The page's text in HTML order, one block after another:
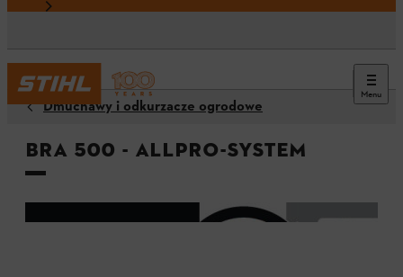
Menu
Dmuchawy i odkurzacze ogrodowe
BRA 500 - ALLPRO-System